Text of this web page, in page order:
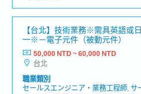
時，能提供諮詢與指導，協助其找出
完成工作・負責接待日本客戶及日本
管訪台時的行程安排與陪同・能與日
營方針及未來發展方向交換意見・於日
在期間，負責公司整體營運管理【職位
未來參與公司經營層級的管理工作・
經驗的職位，可培養團隊管理、部門
・各種休假（特別休假、婚假、喪假
陪產假、產假、育嬰假）
・退休金
【公司福利】
獎金：過去實績約4個月（依業績而定）
【台北】技術業務※需具英語或
一※－電子元件（被動元件）
50,000 NTD ~ 60,000 NTD
台北
職業類別
セールスエンジニア・業務工程師, サ